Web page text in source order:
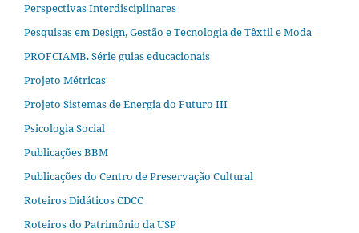
Perspectivas Interdisciplinares
Pesquisas em Design, Gestão e Tecnologia de Têxtil e Moda
PROFCIAMB. Série guias educacionais
Projeto Métricas
Projeto Sistemas de Energia do Futuro III
Psicologia Social
Publicações BBM
Publicações do Centro de Preservação Cultural
Roteiros Didáticos CDCC
Roteiros do Patrimônio da USP